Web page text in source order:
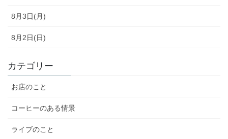
8月3日(月)
8月2日(日)
カテゴリー
お店のこと
コーヒーのある情景
ライブのこと